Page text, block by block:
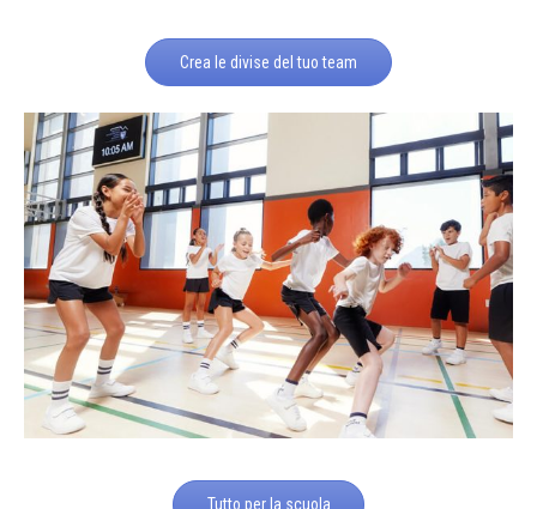
Crea le divise del tuo team
Tutto per la scuola